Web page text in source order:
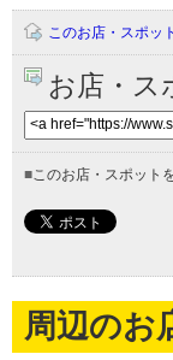
このお店・スポッ
お店・ス
■ このお店・スポット
周辺のお